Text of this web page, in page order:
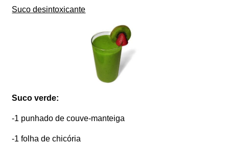
Suco desintoxicante
Suco verde:
-1 punhado de couve-manteiga
-1 folha de chicória